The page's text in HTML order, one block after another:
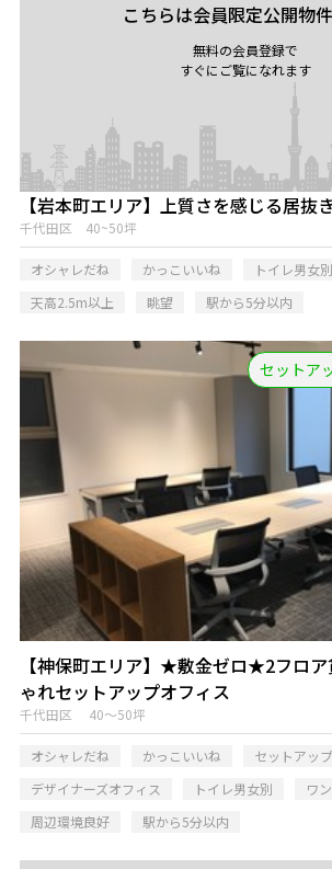
こちらは会員限定公開物
無料の会員登録で
すぐにご覧になれます
【岩本町エリア】上質さを感じる居抜
千代田区 40~50坪
オシャレだね かっこいいね トイレ男女別
天高2.5m以上
眺望 駅から5分以内
セットア
【神保町エリア】★敷金ゼロ★2フロ
ゃれセットアップオフィス
千代田区 40～50坪
オシャレだね かっこいいね
セットアッ
デザイナーズオフィス
トイレ男女別 ワ
周辺環境良好
駅から5分以内